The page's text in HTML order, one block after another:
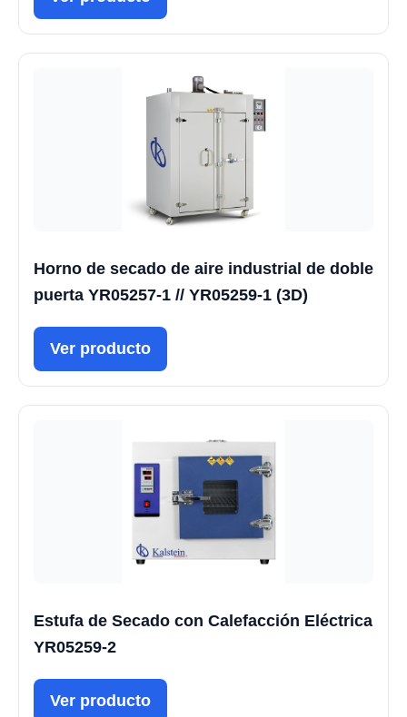
Horno de secado de aire industrial de doble
puerta YR05257-1 // YR05259-1 (3D)
Ver producto
Estufa de Secado con Calefacción Eléctrica
YR05259-2
Ver producto